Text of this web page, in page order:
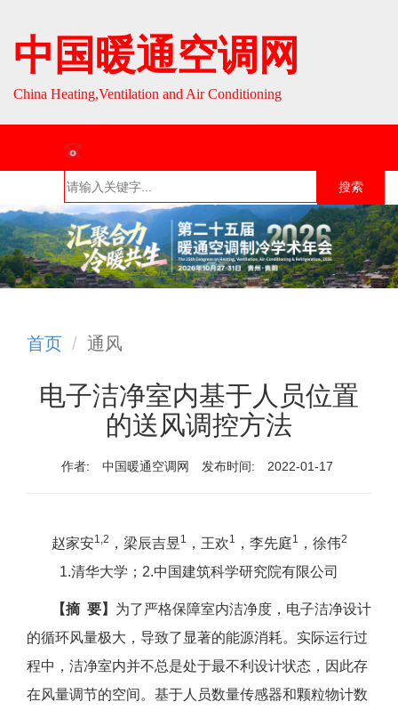
中国暖通空调网
China Heating,Ventilation and Air Conditioning
搜索
首页
组织介
绍
组织活
动
行业资
讯
English
首页 通风
电子洁净室内基于人员位置
的送风调控方法
作者: 中国暖通空调网 发布时间: 2022-01-17
赵家安1,2 ，梁辰吉昱1 ，王欢1 ，李先庭1 ，徐伟2
1.清华大学；2.中国建筑科学研究院有限公司
【摘 要】 为了严格保障室内洁净度，电子洁净设计
的循环风量极大，导致了显著的能源消耗。实际运行过
程中，洁净室内并不总是处于最不利设计状态，因此存
在风量调节的空间。基于人员数量传感器和颗粒物计数